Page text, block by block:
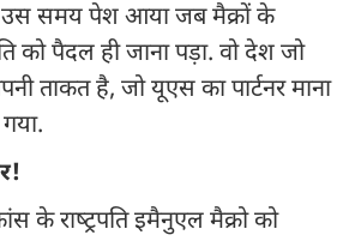
उस समय पेश आया जब मैक्रों के
को पैदल ही जाना पड़ा. वो देश जो
ताकत है, जो यूएस का पार्टनर माना
के राष्‍ट्रपति इमैनुएल मैक्रो को